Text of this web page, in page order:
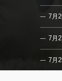
7月
7月
7月